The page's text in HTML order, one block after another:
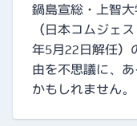
鍋島宣総・上智
（日本コムジェ
年5月22日解任）
由を不思議に、
かもしれません。